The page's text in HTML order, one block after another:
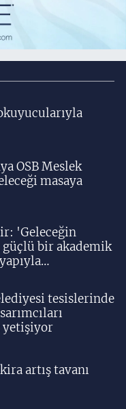
OSB Meslek
masaya
'Geleceğin
bir akademik
tesislerinde
artış tavanı